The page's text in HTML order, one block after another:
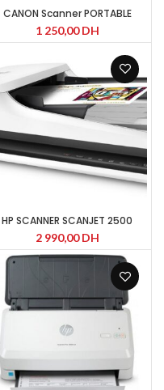
CANON Scanner PORTABLE
imageFORMULA P-208II
1 250,00DH
HP SCANNER SCANJET 2500
2 990,00DH